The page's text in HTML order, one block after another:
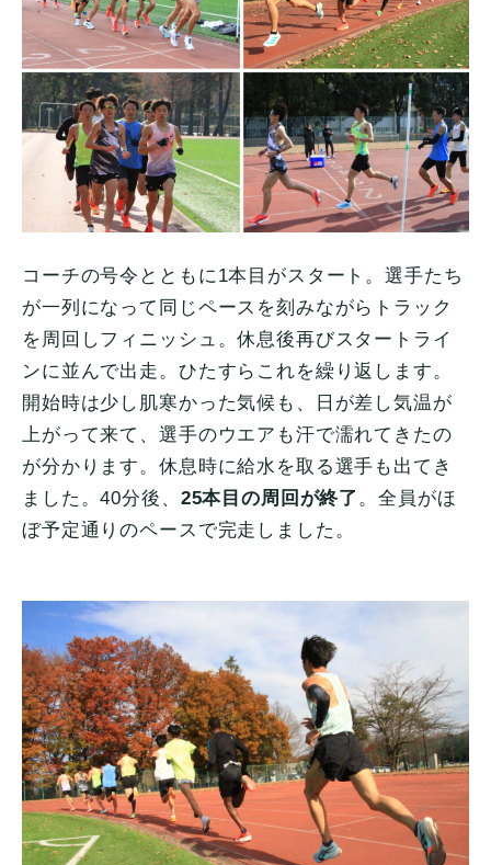
コーチの号令とともに1本目がスタート。選手たち
が一列になって同じペースを刻みながらトラック
を周回しフィニッシュ。休息後再びスタートライ
ンに並んで出走。ひたすらこれを繰り返します。
開始時は少し肌寒かった気候も、日が差し気温が
上がって来て、選手のウエアも汗で濡れてきたの
が分かります。休息時に給水を取る選手も出てき
ました。40分後、 25本目の周回が終了 。全員がほ
ぼ予定通りのペースで完走しました。